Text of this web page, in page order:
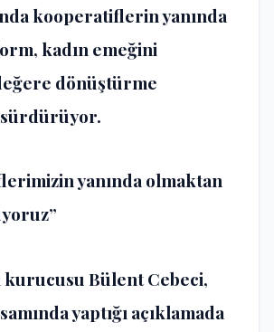
kooperatiflerin yanında
kadın emeğini
dönüştürme
yanında olmaktan
Bülent Cebeci,
yaptığı açıklamada